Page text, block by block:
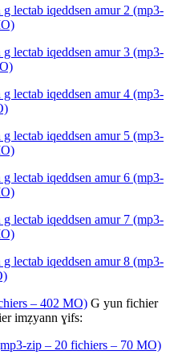
lectab iqeddsen amur 2 (mp3-
lectab iqeddsen amur 3 (mp3-
lectab iqeddsen amur 4 (mp3-
lectab iqeddsen amur 5 (mp3-
lectab iqeddsen amur 6 (mp3-
lectab iqeddsen amur 7 (mp3-
lectab iqeddsen amur 8 (mp3-
– 402 MO) G yun fichier
imẓyann ɣifs:
zip – 20 fichiers – 70 MO)